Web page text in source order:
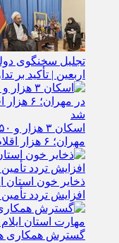
تجلیل سخنگوی
اربعین | تأکید
مهران؛ ۶ هزار اقلام فرهنگی در موکب سلام شهید توزیع شد
ذخایر خون استان
افزایش تردد
گسترش همکاری‌